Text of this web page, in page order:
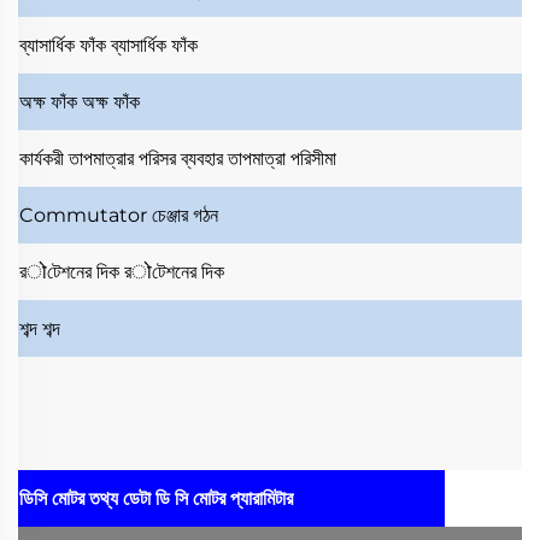
ব্যাসার্ধিক ফাঁকব্যাসার্ধিক ফাঁক
অক্ষ ফাঁক অক্ষ ফাঁক
কার্যকরী তাপমাত্রার পরিসরব্যবহার তাপমাত্রা পরিসীমা
Commutator চেঞ্জার গঠন
রोটেশনের দিক রोটেশনের দিক
শব্দ শব্দ
ডিসি মোটর তথ্য ডেটাডি সি মোটর প্যারামিটার